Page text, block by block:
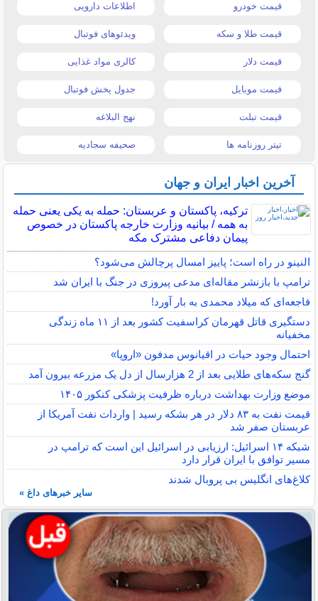
قیمت خودرو اطلاعات دارویی
قیمت طلا و سکه ویدئوهای فوتبال
قیمت دلار کالری مواد غذایی
قیمت موبایل جدول پخش فوتبال
قیمت تبلت نهج البلاغه
تیتر روزنامه ها صحیفه سجادیه
آخرین اخبار ایران و جهان
ترکیه، پاکستان و عربستان: حمله به یکی یعنی حمله
به همه / بیانیه وزارت خارجه پاکستان در خصوص
پیمان دفاعی مشترک مکه
النینو در راه است؛ پاییز امسال پرچالش می‌شود؟
ترامپ با بازنشر مقاله‌ای مدعی پیروزی در جنگ با ایران شد
فاجعه‌ای که میلاد محمدی به بار آورد!
دستگیری قاتل قهرمان کراسفیت کشور بعد از ۱۱ ماه زندگی
مخفیانه
احتمال وجود حیات در اقیانوس مدفون «اروپا»
گنج سکه‌های طلایی بعد از 2 هزارسال از دل یک مزرعه بیرون آمد
موضع وزارت بهداشت درباره ظرفیت پزشکی کنکور ۱۴۰۵
قیمت نفت به ۸۳ دلار در هر بشکه رسید | واردات نفت آمریکا از
عربستان صفر شد
شبکه ۱۴ اسرائیل: ارزیابی در اسرائیل این است که ترامپ در
مسیر توافق با ایران قرار دارد
کلاغ‌های انگلیس بی پروبال شدند
سایر خبرهای داغ »